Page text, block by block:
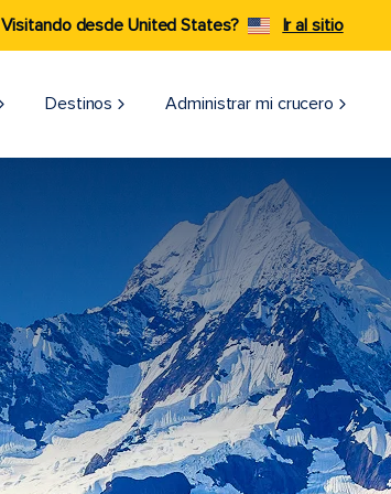
Visitando desde United States? Ir al sitio
Destinos Administrar mi crucero